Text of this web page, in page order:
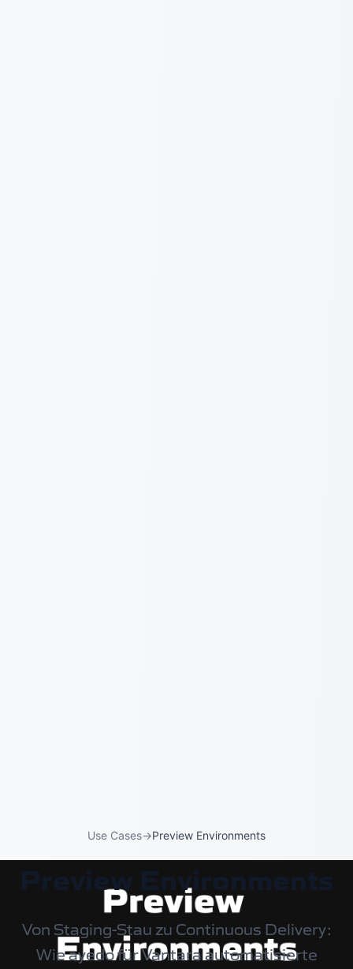
Use Cases→Preview Environments
Preview Environments
Von Staging-Stau zu Continuous Delivery:
Wie ayedo für Vantara automatisierte